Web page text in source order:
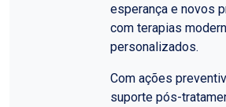
esperança e novos
com terapias
personalizados.
Com ações
suporte pós-